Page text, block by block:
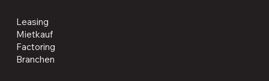
Leasing
Mietkauf
Factoring
Branchen